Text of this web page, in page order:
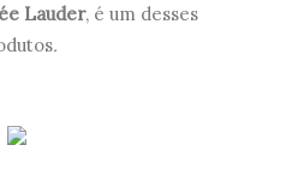
Lauder, é um desses
.